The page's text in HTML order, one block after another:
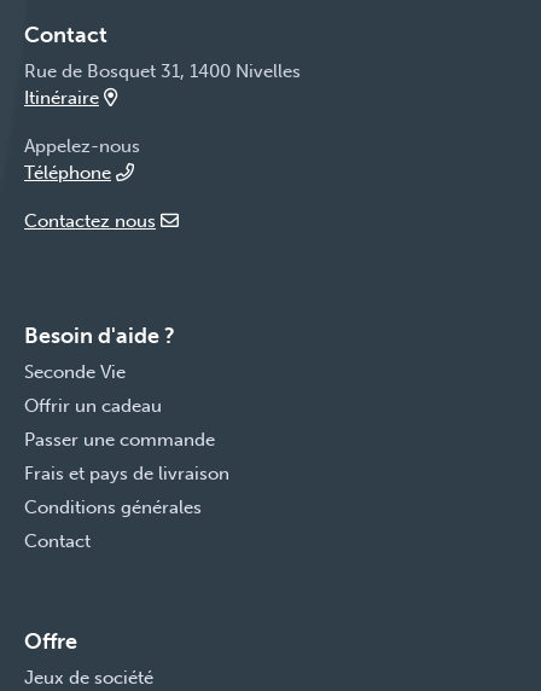
Contact
Rue de Bosquet 31, 1400 Nivelles
Itinéraire
Appelez-nous
Téléphone
Contactez nous
Besoin d'aide ?
Seconde Vie
Offrir un cadeau
Passer une commande
Frais et pays de livraison
Conditions générales
Contact
Offre
Jeux de société